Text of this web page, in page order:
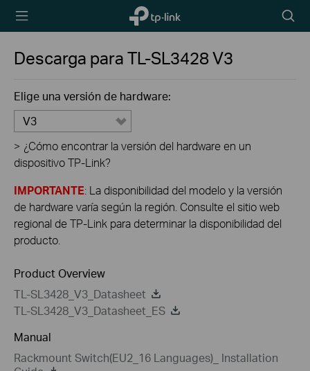
TP-Link,
Reliably
icon
Descarga paraTL-SL3428V3
Elige una versión de hardware:
V3
> ¿Cómo encontrar la versión del hardware en un
dispositivo TP-Link?
IMPORTANTE: La disponibilidad del modelo y la versión
de hardware varía según la región. Consulte el sitio web
regional de TP-Link para determinar la disponibilidad del
producto.
Product Overview
TL-SL3428_V3_Datasheet
TL-SL3428_V3_Datasheet_ES
Manual
Rackmount Switch(EU2_16 Languages)_ Installation